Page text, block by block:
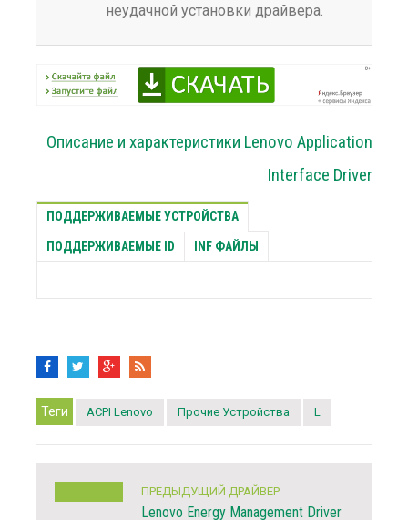
неудачной установки драйвера.
Описание и характеристики Lenovo Application
Interface Driver
ПОДДЕРЖИВАЕМЫЕ УСТРОЙСТВА
ПОДДЕРЖИВАЕМЫЕ ID INF ФАЙЛЫ
Теги ACPI Lenovo Прочие Устройства L
ПРЕДЫДУЩИЙ ДРАЙВЕР
Lenovo Energy Management Driver